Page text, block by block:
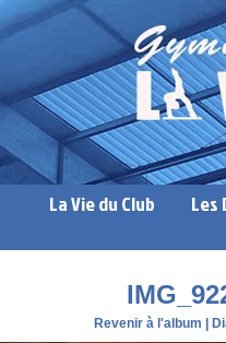
La Vie du Club Les
Revenir à l'album